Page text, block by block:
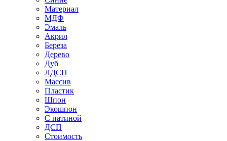
Материал
МДФ
Эмаль
Акрил
Береза
Дерево
Дуб
ЛДСП
Массив
Пластик
Шпон
Экошпон
С патиной
ДСП
Стоимость